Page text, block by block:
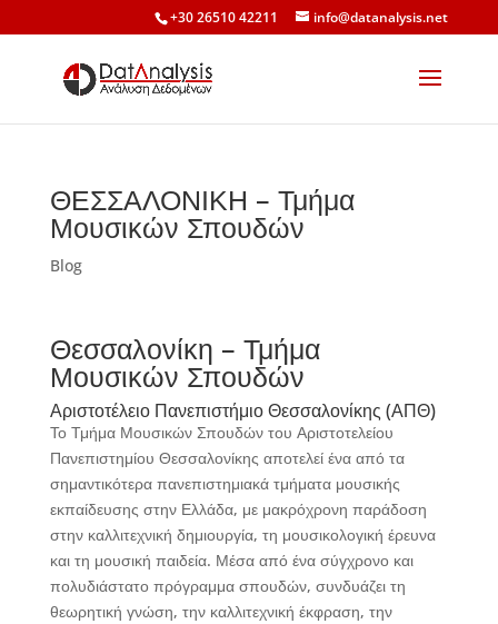
+30 26510 42211 info@datanalysis.net
ΘΕΣΣΑΛΟΝΙΚΗ – Τμήμα
Μουσικών Σπουδών
Blog
Θεσσαλονίκη – Τμήμα
Μουσικών Σπουδών
Αριστοτέλειο Πανεπιστήμιο Θεσσαλονίκης (ΑΠΘ)
Το Τμήμα Μουσικών Σπουδών του Αριστοτελείου
Πανεπιστημίου Θεσσαλονίκης αποτελεί ένα από τα
σημαντικότερα πανεπιστημιακά τμήματα μουσικής
εκπαίδευσης στην Ελλάδα, με μακρόχρονη παράδοση
στην καλλιτεχνική δημιουργία, τη μουσικολογική έρευνα
και τη μουσική παιδεία. Μέσα από ένα σύγχρονο και
πολυδιάστατο πρόγραμμα σπουδών, συνδυάζει τη
θεωρητική γνώση, την καλλιτεχνική έκφραση, την